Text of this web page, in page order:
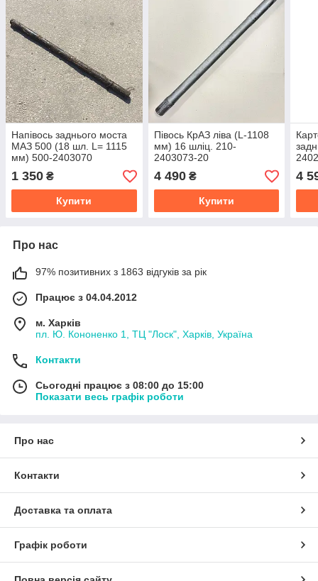
Напівось заднього моста
МАЗ 500 (18 шл. L= 1115
мм) 500-2403070
1 350 ₴
Купити
Півось КрАЗ ліва (L-1108
мм) 16 шліц. 210-
2403073-20
4 490₴
Купити
4
Про нас
97% позитивних з 1863 відгуків за рік
Працює з 04.04.2012
м. Харків
пл. Ю. Кононенко 1, ТЦ "Лоск", Харків, Україна
Контакти
Сьогодні працює з 08:00 до 15:00
Показати весь графік роботи
Про нас
Контакти
Доставка та оплата
Графік роботи